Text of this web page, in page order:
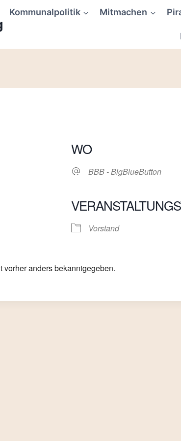
Kommunalpolitik Mitmachen
iCalendar
WO
BBB - BigBlueButton
Vorstand
anders bekanntgegeben.